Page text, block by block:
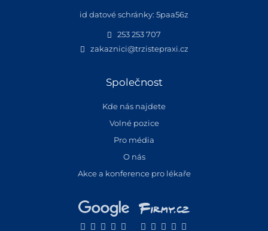
id datové schránky: 5paa56z
253 253 707
zakaznici@trzistepraxi.cz
Společnost
Kde nás najdete
Volné pozice
Pro média
O nás
Akce a konference pro lékaře